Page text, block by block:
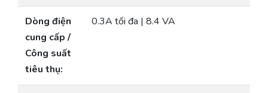
Dòng điện
cung cấp /
Công suất
tiêu thụ:
0.3A tối đa | 8.4 VA